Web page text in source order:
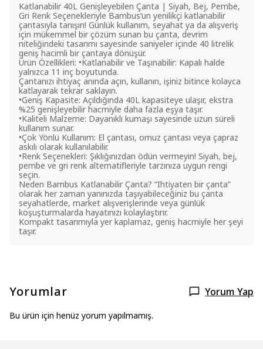
Katlanabilir 40L Genişleyebilen Çanta | Siyah, Bej, Pembe,
Gri Renk Seçenekleriyle Bambus’un yenilikçi katlanabilir
çantasıyla tanışın! Günlük kullanım, seyahat ya da alışveriş
için mükemmel bir çözüm sunan bu çanta, devrim
niteliğindeki tasarımı sayesinde saniyeler içinde 40 litrelik
geniş hacimli bir çantaya dönüşür.
Ürün Özellikleri: •Katlanabilir ve Taşınabilir: Kapalı halde
yalnızca 11 inç boyutunda.
Çantanızı ihtiyaç anında açın, kullanın, işiniz bitince kolayca
katlayarak tekrar saklayın.
•Geniş Kapasite: Açıldığında 40L kapasiteye ulaşır, ekstra
%25 genişleyebilir hacmiyle daha fazla eşya taşır.
•Kaliteli Malzeme: Dayanıklı kumaşı sayesinde uzun süreli
kullanım sunar.
•Çok Yönlü Kullanım: El çantası, omuz çantası veya çapraz
askılı olarak kullanılabilir.
•Renk Seçenekleri: Şıklığınızdan ödün vermeyin! Siyah, bej,
pembe ve gri renk alternatifleriyle tarzınıza uygun rengi
seçin.
Neden Bambus Katlanabilir Çanta? “Ihtiyaten bir çanta”
olarak her zaman yanınızda taşıyabileceğiniz bu çanta
seyahatlerde, market alışverişlerinde veya günlük
koşuşturmalarda hayatınızı kolaylaştırır.
Kompakt tasarımıyla yer kaplamaz, geniş hacmiyle her şeyi
taşır.
Yorumlar Yorum Yap
Bu ürün için henüz yorum yapılmamış.